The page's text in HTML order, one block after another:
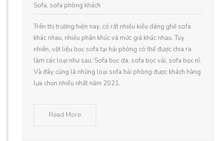
Sofa, sofa phòng khách
Trên thị trường hiện nay, có rất nhiều kiểu dáng ghế sofa
khác nhau, nhiều phân khúc và mức giá khác nhau. Tuy
nhiên, vật liệu bọc sofa tại hải phòng có thể được chia ra
làm các loại như sau: Sofa bọc da, sofa bọc vải, sofa bọc nỉ.
Và đây cũng là những loại sofa hải phòng được khách hàng
lựa chọn nhiều nhất năm 2021.
Read More